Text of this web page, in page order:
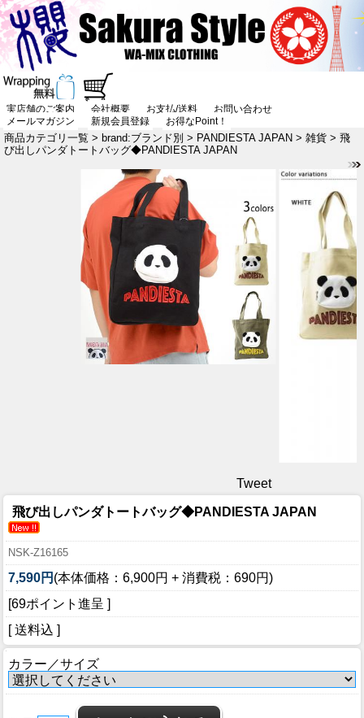
実店舗のご案内 会社概要 お支払/送料
お問い合わせ
メールマガジン
新規会員登録 お得なPoint！
商品カテゴリ一覧 > brand:ブランド別 > PANDIESTA JAPAN > 雑貨 > 飛
び出しパンダトートバッグ◆PANDIESTA JAPAN
Tweet
飛び出しパンダトートバッグ◆PANDIESTA JAPAN
NSK-Z16165
7,590円 (本体価格：6,900円 + 消費税：690円)
[69ポイント進呈 ]
[ 送料込 ]
カラー／サイズ